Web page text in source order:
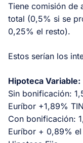
Tiene comisión de
total (0,5% si se
0,25% el resto).
Estos serían los
Hipoteca Variable:
Sin bonificación:
Euríbor +1,89%
Con bonificación:
Euríbor + 0,89%